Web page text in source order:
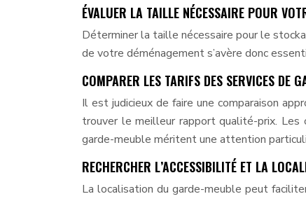
ÉVALUER LA TAILLE NÉCESSAIRE POUR
Déterminer la taille nécessaire pour le
de votre déménagement s’avère donc
COMPARER LES TARIFS DES SERVICES DE
Il est judicieux de faire une comparaison
trouver le meilleur rapport qualité-prix. Les
garde-meuble méritent une attention
RECHERCHER L’ACCESSIBILITÉ ET LA
La localisation du garde-meuble peut